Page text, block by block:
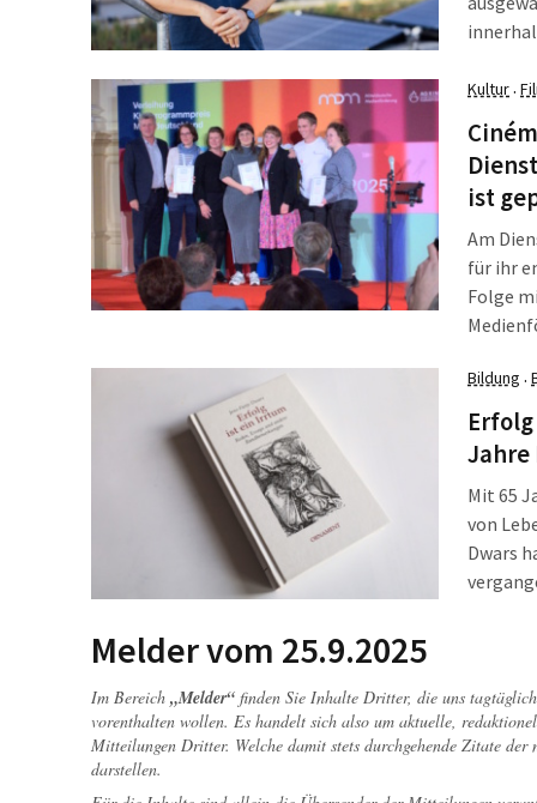
der
dieser
Kultur·
ist
Am
für ihr
Folge
sowie
Bildung ·
Jahre
Mit 65
von
Dwars
Melder vom 25.9.2025
Im Bereich „Melder“ finden Sie Inhalte Dritter, die uns
vorenthalten wollen. Es handelt sich also um aktuelle,
Mitteilungen Dritter. Welche damit stets durchgehende Zitate
darstellen.